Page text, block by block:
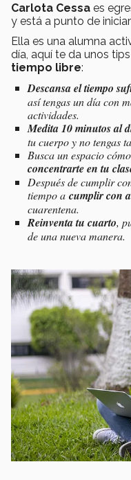
Carlota Cessa es
y está a punto de
Ella es una alumna
día, aquí te da unos
tiempo libre:
Descansa el tiempo
así tengas un día con
actividades.
Medita 10 minutos al
tu cuerpo y no tengas
Busca un espacio
concentrarte en tu
Después de cumplir
tiempo a cumplir con
cuarentena.
Reinventa tu cuarto,
de una nueva manera.